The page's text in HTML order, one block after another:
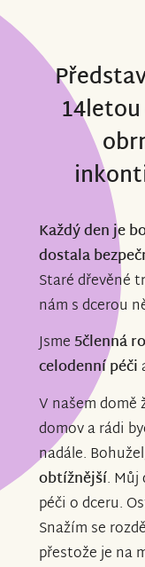
Každý den je
dostala
Staré dřevěné
nám s dcerou
Jsme 5členná
celodenní péči
V našem
domov a rádi
nadále.
obtížnější. Můj
péči o dceru.
Snažím se
přestože je na